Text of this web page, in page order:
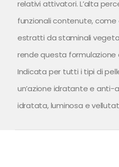
relativi attivatori. L’alta
funzionali contenute,
estratti da staminali
rende questa
Indicata per tutti i tipi di
un’azione idratante e anti-
idratata, luminosa e